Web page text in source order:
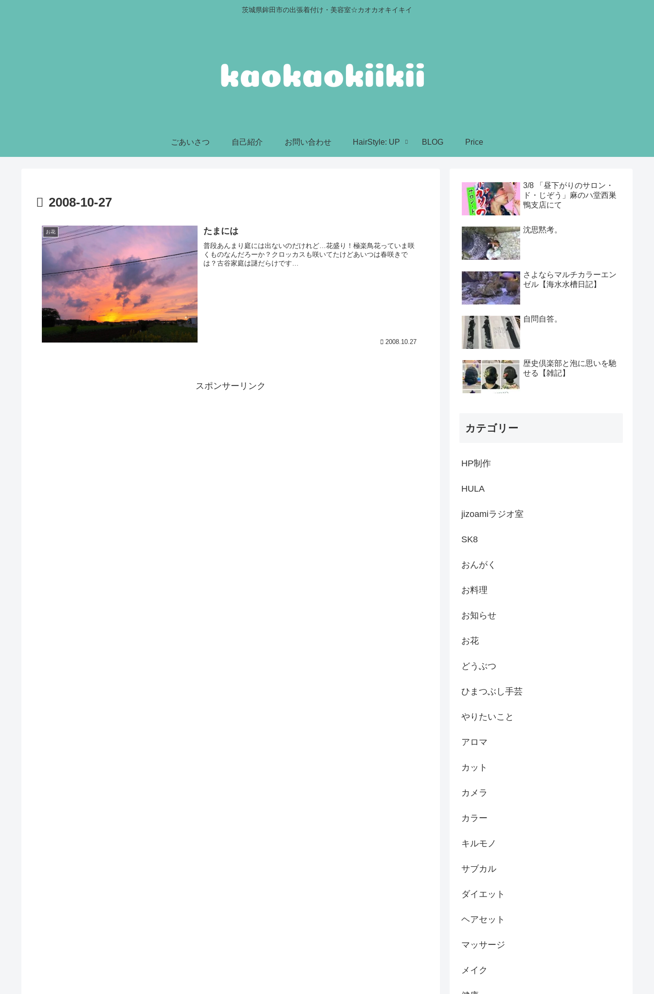
茨城県鉾田市の出張着付け・美容室☆カオカオキイキイ
ごあいさつ 自己紹介 お問い合わせ HairStyle: UP BLOG Price
2008-10-27
お花 たまには
普段あんまり庭には出ないのだけれど…花盛り！極楽鳥花っていま咲
くものなんだろーか？クロッカスも咲いてたけどあいつは春咲きで
は？古谷家庭は謎だらけです…
2008.10.27
スポンサーリンク
3/8 「昼下がりのサロン・
ド・じぞう」麻のハ堂西巣
鴨支店にて
沈思黙考。
さよならマルチカラーエン
ゼル【海水水槽日記】
自問自答。
歴史倶楽部と泡に思いを馳
せる【雑記】
カテゴリー
HP制作
HULA
jizoamiラジオ室
SK8
おんがく
お料理
お知らせ
お花
どうぶつ
ひまつぶし手芸
やりたいこと
アロマ
カット
カメラ
カラー
キルモノ
サブカル
ダイエット
ヘアセット
マッサージ
メイク